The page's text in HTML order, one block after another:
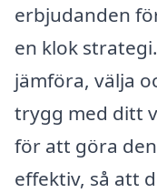
erbjudanden
en klok
jämföra, välja
trygg med ditt
för att göra
effektiv, så att